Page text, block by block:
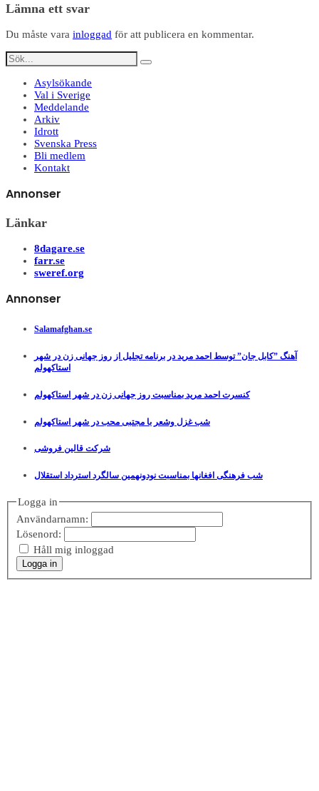
Lämna ett svar
Du måste vara inloggad för att publicera en kommentar.
Asylsökande
Val i Sverige
Meddelande
Arkiv
Idrott
Svenska Press
Bli medlem
Kontakt
Annonser
Länkar
8dagare.se
farr.se
sweref.org
Annonser
Salamafghan.se
آهنگ ”کابل جان” توسط احمد مرید در برنامه تجلیل از روز جهانی زن در شهر
استاکهولم
کنسرت احمد مرید بمناسبت روز جهانی زن در شهر استاکهولم
شب غزل وشعر با مجتبی محب در شهر استاکهولم
شرکت قالین فروشی
شب فرهنگی افغانها بمناسبت نودونهمین سالگرد استرداد استقلال
Logga in
Användarnamn:
Lösenord:
Håll mig inloggad
Logga in